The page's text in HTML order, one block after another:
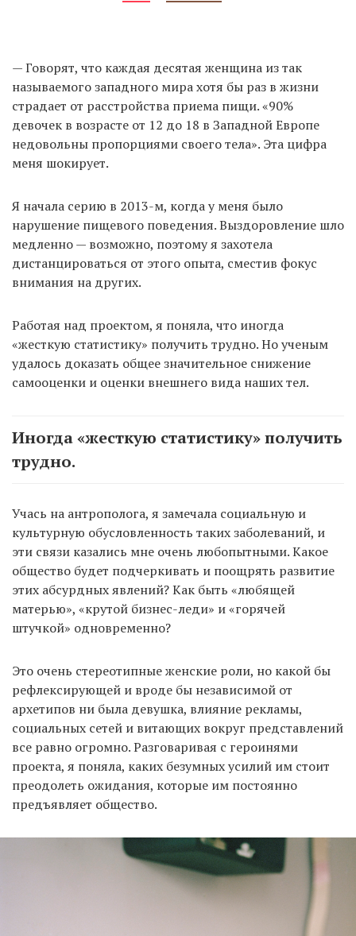
— Говорят, что каждая десятая женщина из так
называемого западного мира хотя бы раз в жизни
страдает от расстройства приема пищи. «90%
девочек в возрасте от 12 до 18 в Западной Европе
недовольны пропорциями своего тела». Эта цифра
меня шокирует.
Я начала серию в 2013-м, когда у меня было
нарушение пищевого поведения. Выздоровление шло
медленно — возможно, поэтому я захотела
дистанцироваться от этого опыта, сместив фокус
внимания на других.
Работая над проектом, я поняла, что иногда
«жесткую статистику» получить трудно. Но ученым
удалось доказать общее значительное снижение
самооценки и оценки внешнего вида наших тел.
Иногда «жесткую статистику» получить
трудно.
Учась на антрополога, я замечала социальную и
культурную обусловленность таких заболеваний, и
эти связи казались мне очень любопытными. Какое
общество будет подчеркивать и поощрять развитие
этих абсурдных явлений? Как быть «любящей
матерью», «крутой бизнес-леди» и «горячей
штучкой» одновременно?
Это очень стереотипные женские роли, но какой бы
рефлексирующей и вроде бы независимой от
архетипов ни была девушка, влияние рекламы,
социальных сетей и витающих вокруг представлений
все равно огромно. Разговаривая с героинями
проекта, я поняла, каких безумных усилий им стоит
преодолеть ожидания, которые им постоянно
предъявляет общество.